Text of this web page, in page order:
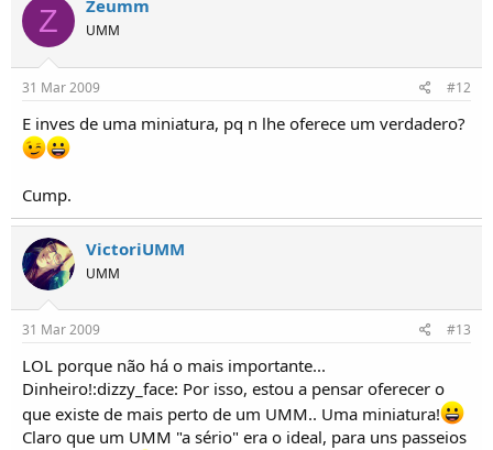
Z Zeumm
UMM
31 Mar 2009 #12
E inves de uma miniatura, pq n lhe oferece um verdadero?
Cump.
VictoriUMM
UMM
31 Mar 2009 #13
LOL porque não há o mais importante...
Dinheiro!:dizzy_face: Por isso, estou a pensar oferecer o
que existe de mais perto de um UMM.. Uma miniatura!
Claro que um UMM "a sério" era o ideal, para uns passeios